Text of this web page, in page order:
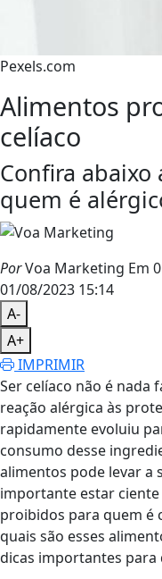
Pexels.com
Alimentos
celíaco
Confira
quem é
PorVoa Marketing Em
01/08/2023 15:14
A-
A+
IMPRIMIR
Ser celíaco não é nada
reação alérgica às
rapidamente evoluiu
consumo desse
alimentos pode levar a
importante estar
proibidos para quem é
quais são esses
dicas importantes para